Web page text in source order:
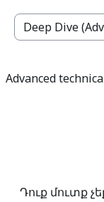
Advanced
Դուք մուտք